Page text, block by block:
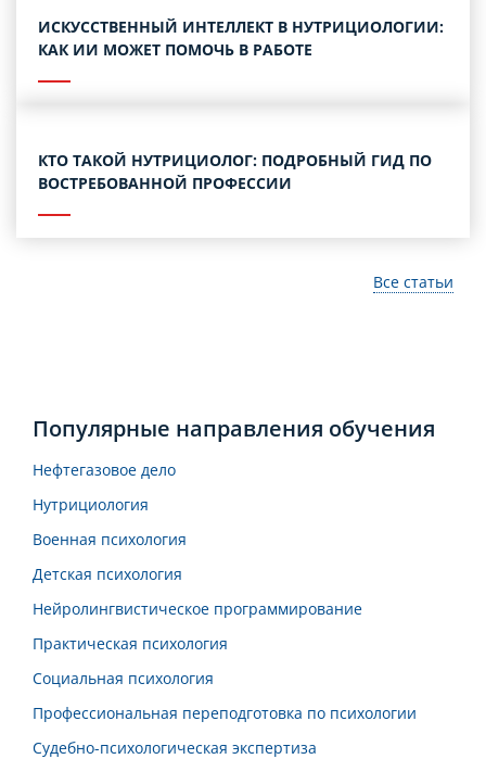
ИСКУССТВЕННЫЙ ИНТЕЛЛЕКТ В НУТРИЦИОЛОГИИ:
КАК ИИ МОЖЕТ ПОМОЧЬ В РАБОТЕ
КТО ТАКОЙ НУТРИЦИОЛОГ: ПОДРОБНЫЙ ГИД ПО
ВОСТРЕБОВАННОЙ ПРОФЕССИИ
Все статьи
Популярные направления обучения
Нефтегазовое дело
Нутрициология
Военная психология
Детская психология
Нейролингвистическое программирование
Практическая психология
Социальная психология
Профессиональная переподготовка по психологии
Судебно-психологическая экспертиза